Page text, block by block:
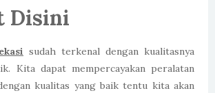
Disini
sudah terkenal dengan kualitasnya
Kita dapat mempercayakan peralatan
kualitas yang baik tentu kita akan